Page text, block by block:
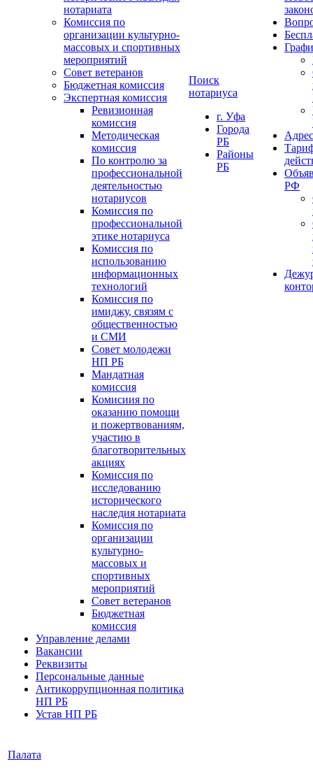
нотариата
Комиссия по
организации культурно-
массовых и спортивных
мероприятий
Совет ветеранов
Бюджетная комиссия
Экспертная комиссия
Ревизионная
комиссия
Методическая
комиссия
По контролю за
профессиональной
деятельностью
нотариусов
Комиссия по
профессиональной
этике нотариуса
Комиссия по
использованию
информационных
технологий
Комиссия по
имиджу, связям с
общественностью
и СМИ
Совет молодежи
НП РБ
Мандатная
комиссия
Комисиия по
оказанию помощи
и пожертвованиям,
участию в
благотворительных
акциях
Комиссия по
исследованию
исторического
наследия нотариата
Комиссия по
организации
культурно-
массовых и
спортивных
мероприятий
Совет ветеранов
Бюджетная
комиссия
Управление делами
Вакансии
Реквизиты
Персональные данные
Антикоррупционная политика
НП РБ
Устав НП РБ
Поиск
нотариуса
г. Уфа
Города
РБ
Районы
РБ
РФ
Палата